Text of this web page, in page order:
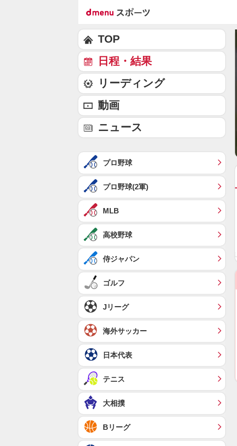
TOP
日程・結果
リーディング
動画
ニュース
プロ野球
プロ野球(2軍)
MLB
高校野球
侍ジャパン
ゴルフ
Jリーグ
海外サッカー
日本代表
テニス
大相撲
Bリーグ